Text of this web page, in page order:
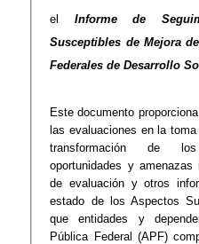
el Informe de
Susceptibles de Mejora
Federales de Desarrollo
Este documento
las evaluaciones en la
transformación de
oportunidades y
de evaluación y otros
estado de los Aspectos
que entidades y
Pública Federal (APF)